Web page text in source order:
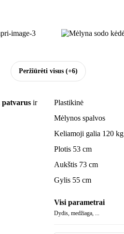
Peržiūrėti visus (+6)
patvarus ir
Plastikinė
Mėlynos spalvos
Keliamoji galia 120 kg
Plotis 53 cm
Aukštis 73 cm
Gylis 55 cm
Visi parametrai
Dydis, medžiaga, ...